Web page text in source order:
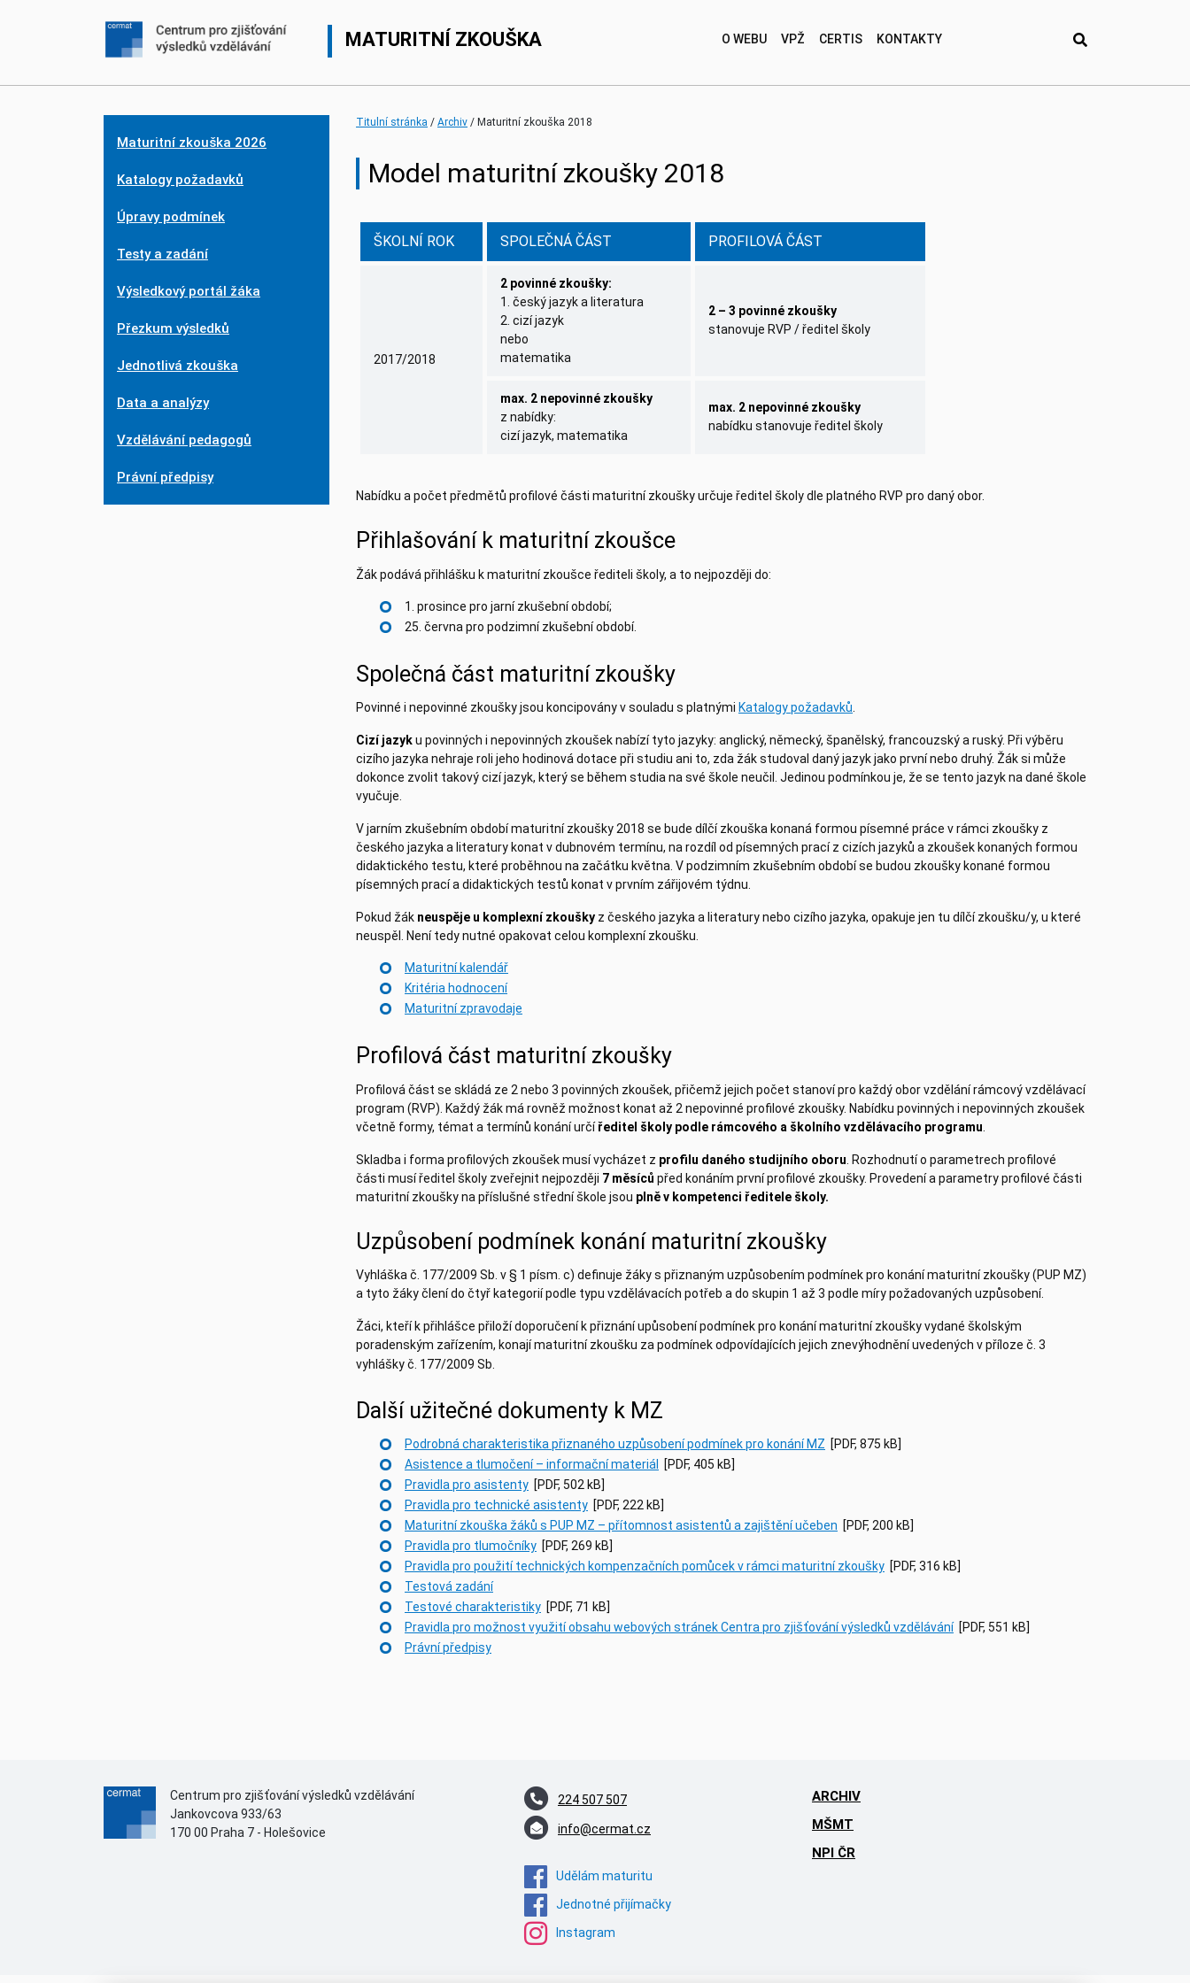
MATURITNÍ ZKOUŠKA O WEBU VPŽ CERTIS KONTAKTY
Maturitní zkouška 2026
Katalogy požadavků
Úpravy podmínek
Testy a zadání
Výsledkový portál žáka
Přezkum výsledků
Jednotlivá zkouška
Data a analýzy
Vzdělávání pedagogů
Právní předpisy
Titulní stránka Archiv(current)
Maturitní zkouška 2018
Model maturitní zkoušky 2018
ŠKOLNÍ ROK SPOLEČNÁ ČÁST PROFILOVÁ ČÁST
2017/2018
2 povinné zkoušky:
1. český jazyk a literatura
2. cizí jazyk
nebo
matematika
2 – 3 povinné zkoušky
stanovuje RVP / ředitel školy
max. 2 nepovinné zkoušky
z nabídky:
cizí jazyk, matematika
max. 2 nepovinné zkoušky
nabídku stanovuje ředitel školy
Nabídku a počet předmětů profilové části maturitní zkoušky určuje ředitel školy dle platného RVP pro daný obor.
Přihlašování k maturitní zkoušce
Žák podává přihlášku k maturitní zkoušce řediteli školy, a to nejpozději do:
1. prosince pro jarní zkušební období;
25. června pro podzimní zkušební období.
Společná část maturitní zkoušky
Povinné i nepovinné zkoušky jsou koncipovány v souladu s platnými Katalogy požadavků
Cizí jazyku povinných i nepovinných zkoušek nabízí tyto jazyky: anglický, německý, španělský, francouzský a ruský. Při výběru
cizího jazyka nehraje roli jeho hodinová dotace při studiu ani to, zda žák studoval daný jazyk jako první nebo druhý. Žák si může
dokonce zvolit takový cizí jazyk, který se během studia na své škole neučil. Jedinou podmínkou je, že se tento jazyk na dané škole
vyučuje.
V jarním zkušebním období maturitní zkoušky 2018 se bude dílčí zkouška konaná formou písemné práce v rámci zkoušky z
českého jazyka a literatury konat v dubnovém termínu, na rozdíl od písemných prací z cizích jazyků a zkoušek konaných formou
didaktického testu, které proběhnou na začátku května. V podzimním zkušebním období se budou zkoušky konané formou
písemných prací a didaktických testů konat v prvním zářijovém týdnu.
Pokud žák neuspěje u komplexní zkoušky z českého jazyka a literatury nebo cizího jazyka, opakuje jen tu dílčí zkoušku/y, u které
neuspěl. Není tedy nutné opakovat celou komplexní zkoušku.
Maturitní kalendář
Kritéria hodnocení
Maturitní zpravodaje
Profilová část maturitní zkoušky
Profilová část se skládá ze 2 nebo 3 povinných zkoušek, přičemž jejich počet stanoví pro každý obor vzdělání rámcový vzdělávací
program (RVP). Každý žák má rovněž možnost konat až 2 nepovinné profilové zkoušky. Nabídku povinných i nepovinných zkoušek
včetně formy, témat a termínů konání určíředitel školy podle rámcového a školního vzdělávacího programu
Skladba i forma profilových zkoušek musí vycházet z profilu daného studijního oboru . Rozhodnutí o parametrech profilové
části musí ředitel školy zveřejnit nejpozději 7 měsíců před konáním první profilové zkoušky. Provedení a parametry profilové části
maturitní zkoušky na příslušné střední škole jsou plně v kompetenci ředitele školy.
Uzpůsobení podmínek konání maturitní zkoušky
Vyhláška č. 177/2009 Sb. v § 1 písm. c) definuje žáky s přiznaným uzpůsobením podmínek pro konání maturitní zkoušky (PUP MZ)
a tyto žáky člení do čtyř kategorií podle typu vzdělávacích potřeb a do skupin 1 až 3 podle míry požadovaných uzpůsobení.
Žáci, kteří k přihlášce přiloží doporučení k přiznání upůsobení podmínek pro konání maturitní zkoušky vydané školským
poradenským zařízením, konají maturitní zkoušku za podmínek odpovídajících jejich znevýhodnění uvedených v příloze č. 3
vyhlášky č. 177/2009 Sb.
Další užitečné dokumenty k MZ
Podrobná charakteristika přiznaného uzpůsobení podmínek pro konání MZ [PDF, 875 kB]
Asistence a tlumočení – informační materiál [PDF, 405 kB]
Pravidla pro asistenty [PDF, 502 kB]
Pravidla pro technické asistenty [PDF, 222 kB]
Maturitní zkouška žáků s PUP MZ – přítomnost asistentů a zajištění učeben [PDF, 200 kB]
Pravidla pro tlumočníky [PDF, 269 kB]
Pravidla pro použití technických kompenzačních pomůcek v rámci maturitní zkoušky [PDF, 316 kB]
Testová zadání
Testové charakteristiky [PDF, 71 kB]
Pravidla pro možnost využití obsahu webových stránek Centra pro zjišťování výsledků vzdělávání[PDF, 551 kB]
Právní předpisy
Centrum pro zjišťování výsledků vzdělávání
Jankovcova 933/63
170 00 Praha 7 - Holešovice
224 507 507
info@cermat.cz
Udělám maturitu
Jednotné přijímačky
Instagram
ARCHIV
MŠMT
NPI ČR